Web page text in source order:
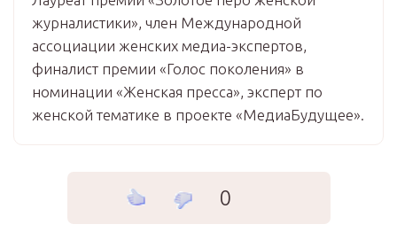
журналистики», член Международной
ассоциации женских медиа-экспертов,
финалист премии «Голос поколения» в
номинации «Женская пресса», эксперт по
женской тематике в проекте «МедиаБудущее».
0